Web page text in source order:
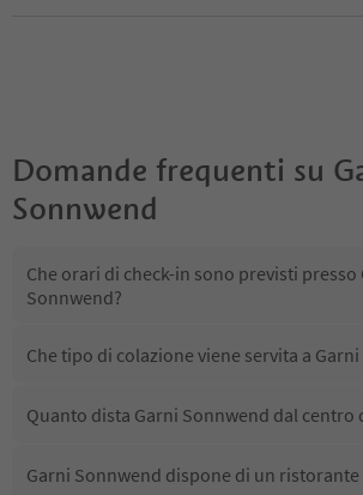
Domande frequenti su
Sonnwend
Che orari di check-in sono previsti presso
Sonnwend?
Che tipo di colazione viene servita a
Quanto dista Garni Sonnwend dal centro
Garni Sonnwend dispone di un ristorante